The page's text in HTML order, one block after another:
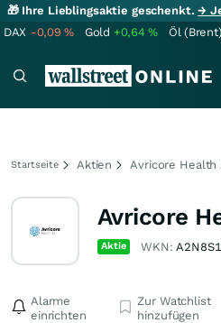
🎁 Ihre Lieblingsaktie geschenkt.→
DAX -0,09% Gold +0,64% Öl (Brent)
Startseite Aktien Avricore Health
Avricore
Aktie WKN:A2N8S1
Alarme
einrichten
Zur Watchlist
hinzufügen